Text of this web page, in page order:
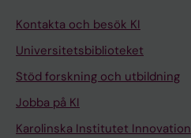
Kontakta och besök KI
Universitetsbiblioteket
Stöd forskning och utbildning
Jobba på KI
Karolinska Institutet Innovation